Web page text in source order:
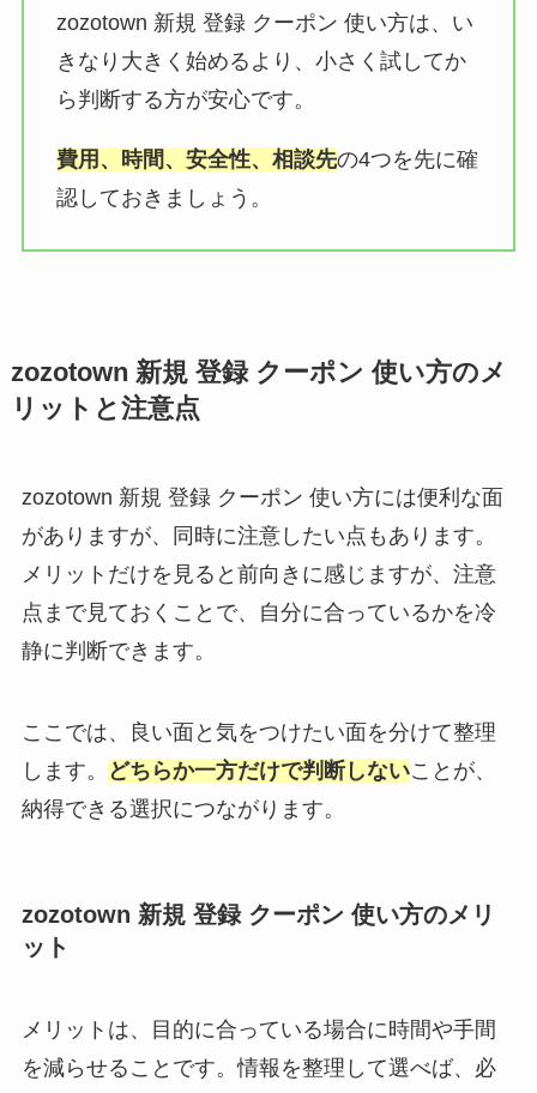
zozotown 新規 登録 クーポン 使い方は、い
きなり大きく始めるより、小さく試してか
ら判断する方が安心です。
費用、時間、安全性、相談先の4つを先に確
認しておきましょう。
zozotown 新規 登録 クーポン 使い方のメ
リットと注意点
zozotown 新規 登録 クーポン 使い方には便利な面
がありますが、同時に注意したい点もあります。
メリットだけを見ると前向きに感じますが、注意
点まで見ておくことで、自分に合っているかを冷
静に判断できます。
ここでは、良い面と気をつけたい面を分けて整理
します。
どちらか一方だけで判断しないことが、
納得できる選択につながります。
zozotown 新規 登録 クーポン 使い方のメリ
ット
メリットは、目的に合っている場合に時間や手間
を減らせることです。情報を整理して選べば、必